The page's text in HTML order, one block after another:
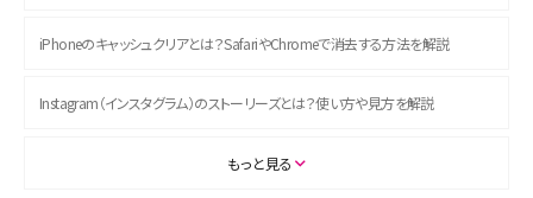
iPhoneのキャッシュクリアとは？SafariやChromeで消去する方法を解説
Instagram（インスタグラム）のストーリーズとは？使い方や見方を解説
ASMRとは？初心者向けの代表ジャンルや楽しみ方を解説
もっと見る